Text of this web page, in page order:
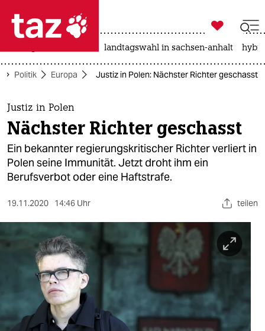
 taz zahl ich
taz zahl ich
themen
politik
öko
sport
berlin
nord
wahrheit

taz zahl ich
landtagswahl in sachsen-anhalt
Politik Europa Justiz in Polen: Nächster Richter geschasst
Justiz in Polen
Nächster Richter geschasst
Ein bekannter regierungskritischer Richter verliert in
Polen seine Immunität. Jetzt droht ihm ein
Berufsverbot oder eine Haftstrafe.
19.11.2020 14:46 Uhr teilen